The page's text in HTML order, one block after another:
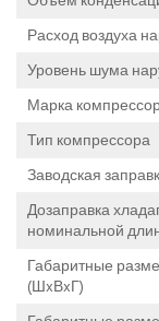
Расход воздуха
Уровень шума
Марка
Тип компрессора
Заводская
Дозаправка
номинальной
Габаритные
(ШxВxГ)